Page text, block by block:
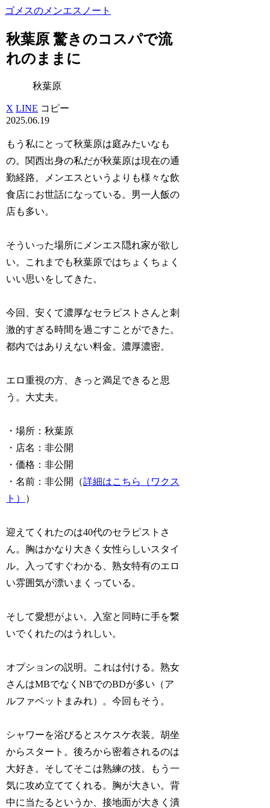
ゴメスのメンエスノート
秋葉原 驚きのコスパで流
れのままに
秋葉原
X LINE コピー
2025.06.19
もう私にとって秋葉原は庭みたいなも
の。関西出身の私だが秋葉原は現在の通
勤経路。メンエスというよりも様々な飲
食店にお世話になっている。男一人飯の
店も多い。
そういった場所にメンエス隠れ家が欲し
い。これまでも秋葉原ではちょくちょく
いい思いをしてきた。
今回、安くて濃厚なセラピストさんと刺
激的すぎる時間を過ごすことができた。
都内ではありえない料金。濃厚濃密。
エロ重視の方、きっと満足できると思
う。大丈夫。
・場所：秋葉原
・店名：非公開
・価格：非公開
・名前：非公開（詳細はこちら（ワクス
ト）
）
迎えてくれたのは40代のセラピストさ
ん。胸はかなり大きく女性らしいスタイ
ル。入ってすぐわかる、熟女特有のエロ
い雰囲気が漂いまくっている。
そして愛想がよい。入室と同時に手を繋
いでくれたのはうれしい。
オプションの説明。これは付ける。熟女
さんはMBでなくNBでのBDが多い（ア
ルファベットまみれ）。今回もそう。
シャワーを浴びるとスケスケ衣装。胡坐
からスタート。後ろから密着されるのは
大好き。そしてそこは熟練の技。もう一
気に攻め立ててくれる。胸が大きい。背
中に当たるというか、接地面が大きく潰